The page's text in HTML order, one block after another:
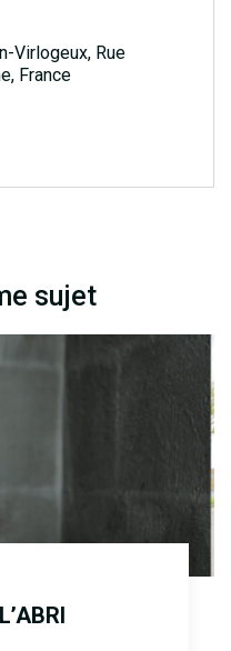
Virlogeux, Rue
France
sujet